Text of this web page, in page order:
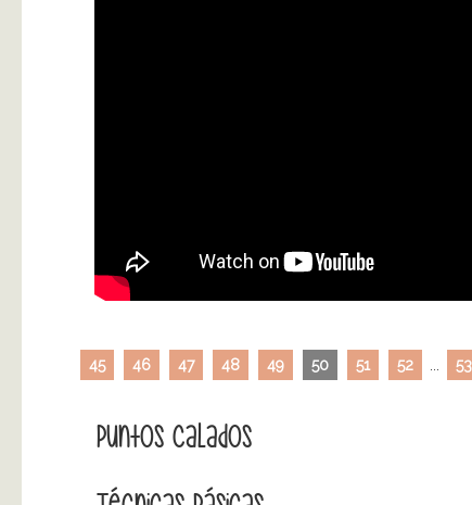
45 46 47 48 49 50 51 52 53
Puntos Calados